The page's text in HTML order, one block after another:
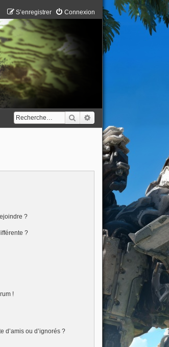
Connexion
S’enregistrer
Rechercher
?
?
!
d’amis ou d’ignorés ?